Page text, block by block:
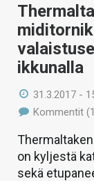
ikkunalla
31.3.2017 -
Kommentit
on kyljestä
sekä